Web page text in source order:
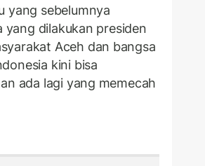
yang sebelumnya
yang dilakukan presiden
Aceh dan bangsa
kini bisa
ada lagi yang memecah